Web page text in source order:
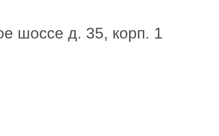
шоссе д. 35, корп. 1